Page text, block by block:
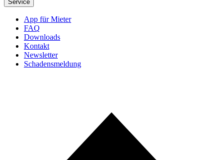
Service
App für Mieter
FAQ
Downloads
Kontakt
Newsletter
Schadensmeldung